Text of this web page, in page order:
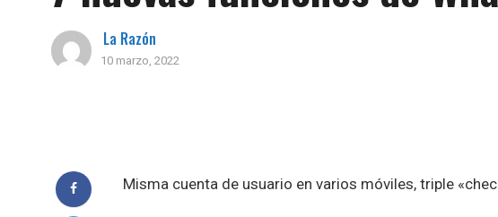
La Razón
10 marzo, 2022
Misma cuenta de usuario en varios móviles, triple